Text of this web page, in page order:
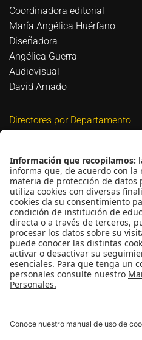
Coordinadora editorial
María Angélica Huérfano
Diseñadora
Angélica Guerra
Audiovisual
David Amado
Directores por Departamento
Civil y Ambiental
Nicolás Estrada Mejía
Eléctrica y Electrónica
Guillermo Jiménez Estévez
Industrial
María Catalina Rodríguez
Juan Pablo Casas Rodríguez